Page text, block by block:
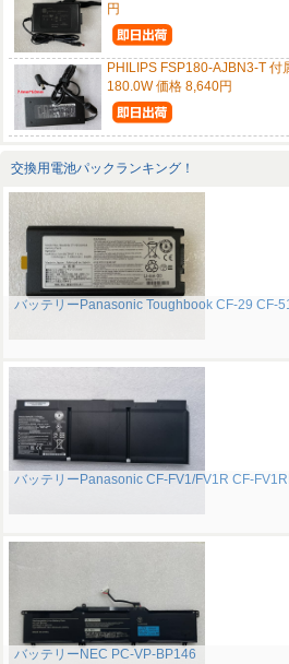
円
PHILIPS FSP180-AJBN3-T
180.0W 価格 8,640円
交換用電池パックランキング！
バッテリーPanasonic Toughbook CF-29 CF-
バッテリーPanasonic CF-FV1/FV1R CF-
バッテリーNEC PC-VP-BP146